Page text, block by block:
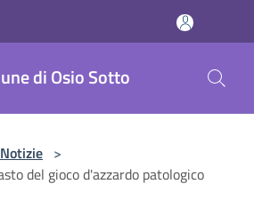
di Osio Sotto
Notizie >
del gioco d'azzardo patologico